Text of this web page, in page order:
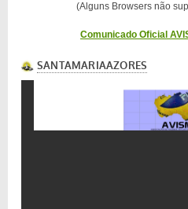
(Alguns Browsers não
Comunicado Oficial